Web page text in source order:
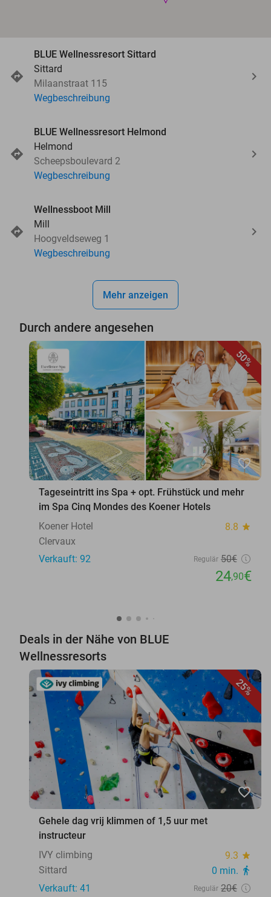
BLUE Wellnessresort Sittard
Sittard
Milaanstraat 115
Wegbeschreibung
BLUE Wellnessresort Helmond
Helmond
Scheepsboulevard 2
Wegbeschreibung
Wellnessboot Mill
Mill
Hoogveldseweg 1
Wegbeschreibung
Mehr anzeigen
Durch andere angesehen
50%
favorite_border
Tageseintritt ins Spa + opt. Frühstück und mehr
im Spa Cinq Mondes des Koener Hotels
Koener Hotel
8.8 star
Clervaux
Verkauft: 92
Regulär 50€
24,90€
Deals in der Nähe von BLUE
Wellnessresorts
25%
favorite_border
Gehele dag vrij klimmen of 1,5 uur met
instructeur
IVY climbing
9.3 star
Sittard 0 min. directions_walk
Verkauft: 41 Regulär 20€